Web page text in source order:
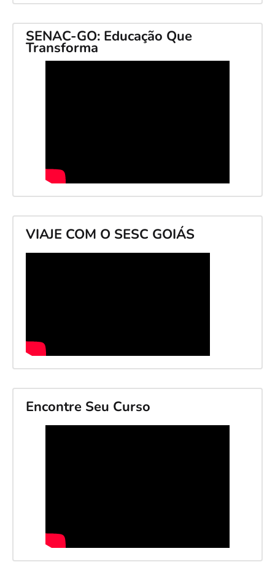
SENAC-GO: Educação Que
Transforma
VIAJE COM O SESC GOIÁS
Encontre Seu Curso